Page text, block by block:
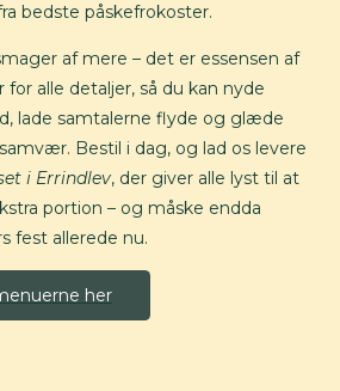
bedste påskefrokoster.
af mere – det er essensen af
alle detaljer, så du kan nyde
lade samtalerne flyde og glæde
Bestil i dag, og lad os levere
i Errindlev, der giver alle lyst til at
portion – og måske endda
fest allerede nu.
her